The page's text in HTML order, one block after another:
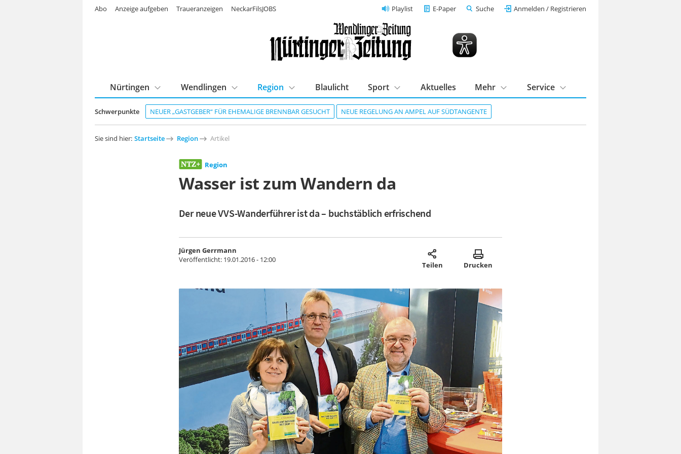
Playlist E-Paper Suche Anmelden / Registrieren
Schwerpunkte NEUER „GASTGEBER“ FÜR EHEMALIGE BRENNBAR GESUCHT NEUE REGELUNG AN AMPEL AUF SÜDTANGENTE
Nürtingen Wendlingen Region Blaulicht Sport Aktuelles Mehr Service
Abo Anzeige aufgeben Traueranzeigen NeckarFilsJOBS
Sie sind hier: Startseite Region Artikel
Region
Wasser ist zum Wandern da
Der neue VVS-Wanderführer ist da – buchstäblich erfrischend
Jürgen Gerrmann
Veröffentlicht: 19.01.2016 - 12:00
Teilen Drucken